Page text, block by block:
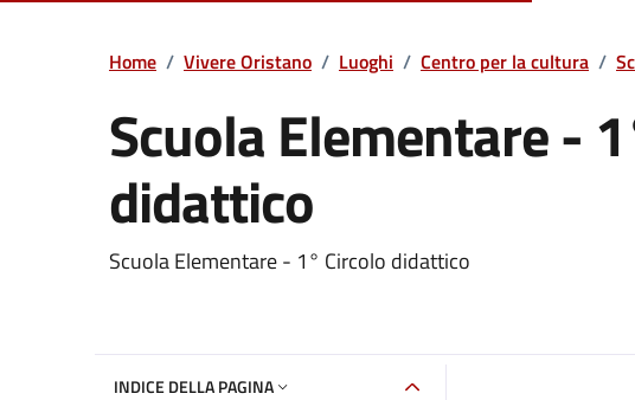
Home / Vivere Oristano / Luoghi / Centro per la cultura /
Scuola Elementare -
didattico
Dettaglio luogo
Scuola Elementare - 1° Circolo didattico
INDICE DELLA PAGINA